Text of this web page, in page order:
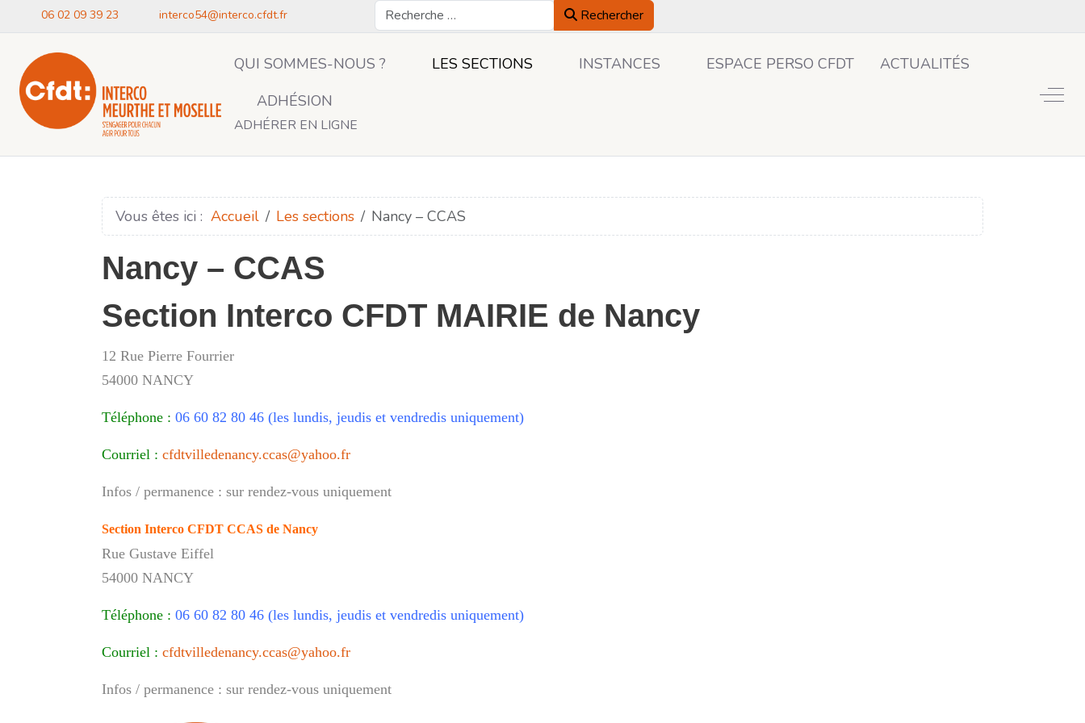
06 02 09 39 23 interco54@interco.cfdt.fr
Rechercher
Rechercher
QUI SOMMES-NOUS ? LES SECTIONS INSTANCES ESPACE PERSO CFDT
ACTUALITÉS
ADHÉSION
ADHÉRER EN LIGNE
Off-
Vous êtes ici : Accueil Les sections Nancy – CCAS
Nancy – CCAS
Section Interco CFDT MAIRIE de Nancy
12 Rue Pierre Fourrier
54000 NANCY
Téléphone : 06 60 82 80 46 (les lundis, jeudis et vendredis uniquement)
Courriel : cfdtvilledenancy.ccas@yahoo.fr
Infos / permanence : sur rendez-vous uniquement
Section Interco CFDT CCAS de Nancy
Rue Gustave Eiffel
54000 NANCY
Téléphone : 06 60 82 80 46 (les lundis, jeudis et vendredis uniquement)
Courriel : cfdtvilledenancy.ccas@yahoo.fr
Infos / permanence : sur rendez-vous uniquement